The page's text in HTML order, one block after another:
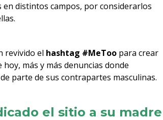
distintos campos, por considerarlos
revivido el hashtag #MeToo para crear
más y más denuncias donde
de parte de sus contrapartes masculinas.
el sitio a su madre